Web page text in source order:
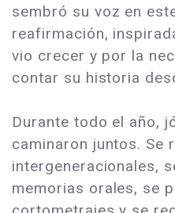
sembró su voz en
reafirmación,
vio crecer y por la
contar su historia
Durante todo el año,
caminaron juntos. Se
intergeneracionales,
memorias orales, se